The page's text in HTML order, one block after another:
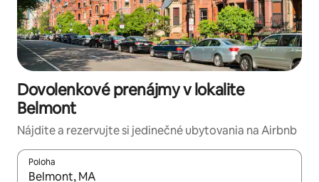
Dovolenkové prenájmy v lokalite
Belmont
Nájdite a rezervujte si jedinečné ubytovania na Airbnb
Poloha
Keď budú výsledky k dispozícii, môžete si ich prechádzať